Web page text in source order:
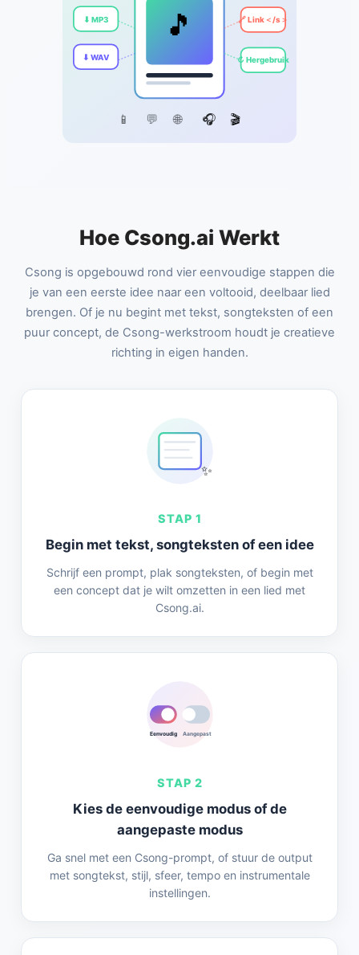
🎵
⬇ MP3
⬇ WAV
🔗 Link＜/s＞
↻ Hergebruik
📱 💬 🌐 🎧 🎬
Hoe Csong.ai Werkt
Csong is opgebouwd rond vier eenvoudige stappen die
je van een eerste idee naar een voltooid, deelbaar lied
brengen. Of je nu begint met tekst, songteksten of een
puur concept, de Csong-werkstroom houdt je creatieve
richting in eigen handen.
✨
STAP 1
Begin met tekst, songteksten of een idee
Schrijf een prompt, plak songteksten, of begin met
een concept dat je wilt omzetten in een lied met
Csong.ai.
Eenvoudig Aangepast
STAP 2
Kies de eenvoudige modus of de
aangepaste modus
Ga snel met een Csong-prompt, of stuur de output
met songtekst, stijl, sfeer, tempo en instrumentale
instellingen.